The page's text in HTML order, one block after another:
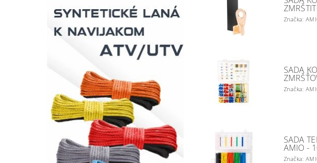
Značka:
SADA
Značka:
SADA
AMIO -
Značka: